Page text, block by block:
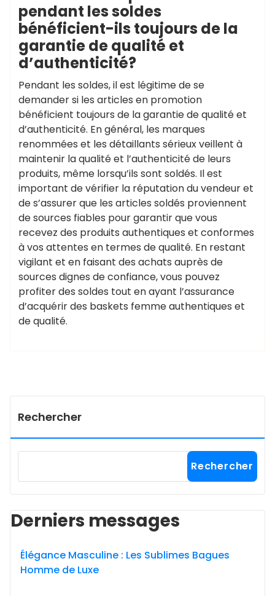
pendant les soldes
bénéficient-ils toujours de la
garantie de qualité et
d’authenticité?
Pendant les soldes, il est légitime de se
demander si les articles en promotion
bénéficient toujours de la garantie de qualité et
d’authenticité. En général, les marques
renommées et les détaillants sérieux veillent à
maintenir la qualité et l’authenticité de leurs
produits, même lorsqu’ils sont soldés. Il est
important de vérifier la réputation du vendeur et
de s’assurer que les articles soldés proviennent
de sources fiables pour garantir que vous
recevez des produits authentiques et conformes
à vos attentes en termes de qualité. En restant
vigilant et en faisant des achats auprès de
sources dignes de confiance, vous pouvez
profiter des soldes tout en ayant l’assurance
d’acquérir des baskets femme authentiques et
de qualité.
Rechercher
Rechercher
Derniers messages
Élégance Masculine : Les Sublimes Bagues
Homme de Luxe